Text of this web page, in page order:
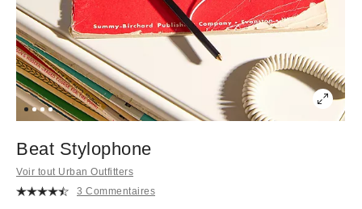
Beat Stylophone
Voir tout Urban Outfitters
3 Commentaires